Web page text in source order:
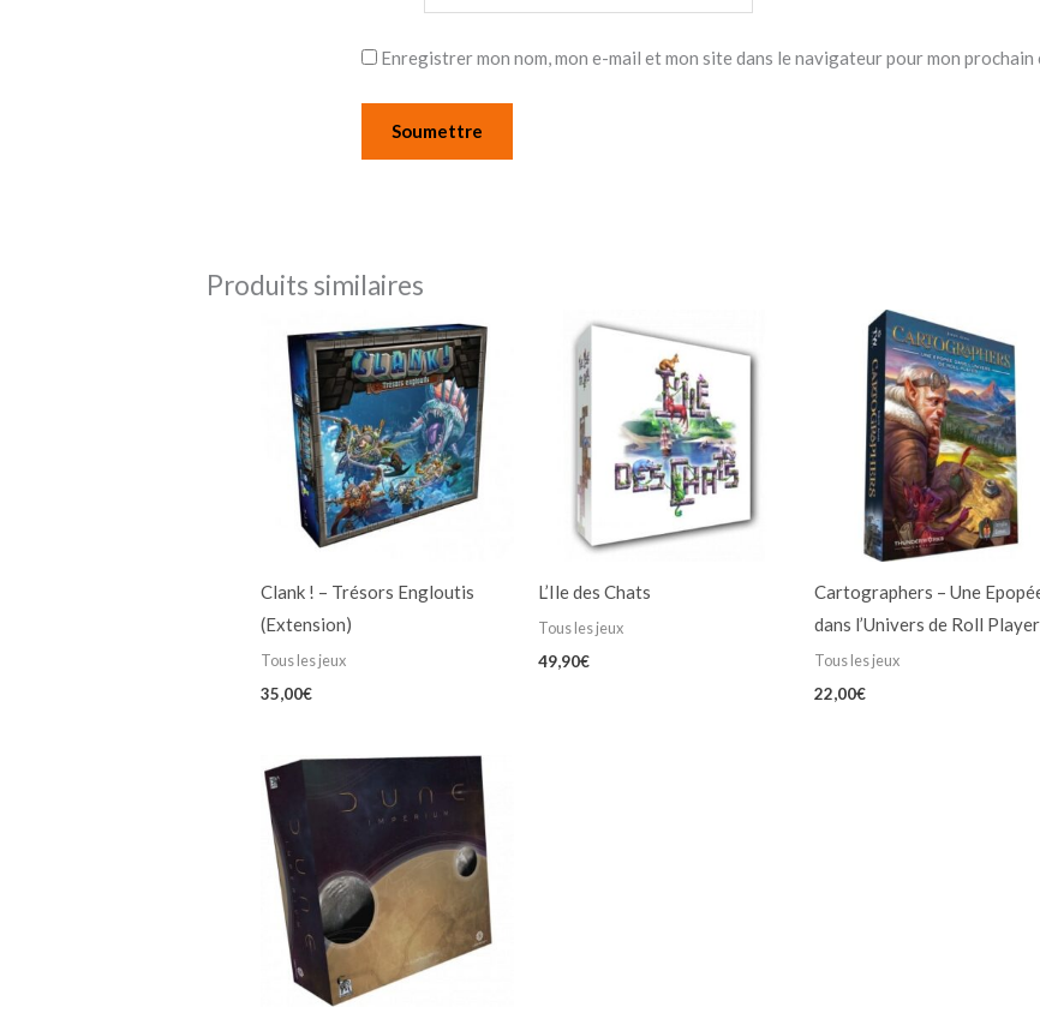
Enregistrer mon nom, mon e-mail et mon site dans le navigateur pour mon prochain
Produits similaires
Clank ! – Trésors Engloutis
(Extension)
Tous les jeux
35,00€
L’Ile des Chats
Tous les jeux
49,90€
Cartographers – Une
dans l’Univers de Roll Player
Tous les jeux
22,00€